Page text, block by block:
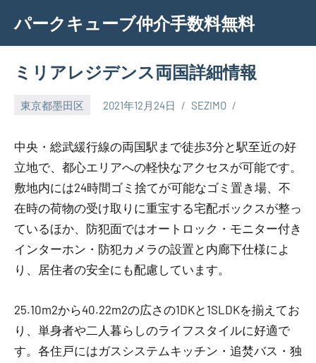
content
パークキューブ仲介手数料無料
ミリアレジデンス両国詳細情報
東京都墨田区 2021年12月24日 SEZIMO
中央・総武緩行線の両国駅まで徒歩3分と駅至近の好
立地で、都心エリアへの軽快なアクセスが可能です。
敷地内には24時間ゴミ捨てが可能なゴミ置き場、不
在時の荷物の受け取りに重宝する宅配ボックスが整っ
ているほか、防犯面ではオートロック・モニター付き
インターホン・防犯カメラの設置と内廊下仕様によ
り、居住者の安全にも配慮しています。
25.10m2から40.22m2の広さの1DKと1SLDKを揃えてお
り、単身者や二人暮らしのライフスタイルに好適で
す。各住戸にはガスシステムキッチン・追焚バス・独